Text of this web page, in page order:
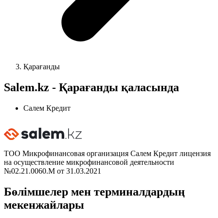
Қарағанды
Salem.kz - Қарағанды қаласында
Салем Кредит
ТОО Микрофинансовая организация Салем Кредит лицензия
на осуществление микрофинансовой деятельности
№02.21.0060.М от 31.03.2021
Бөлімшелер мен терминалдардың
мекенжайлары